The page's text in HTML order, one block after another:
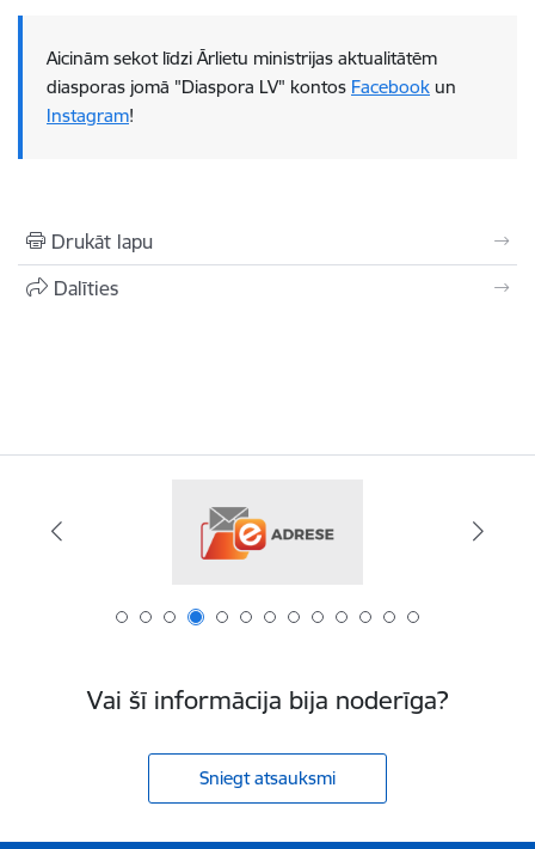
Aicinām sekot līdzi Ārlietu ministrijas aktualitātēm
diasporas jomā "Diaspora LV" kontos Facebook un
Instagram!
Drukāt lapu
Dalīties
Vai šī informācija bija noderīga?
Sniegt atsauksmi